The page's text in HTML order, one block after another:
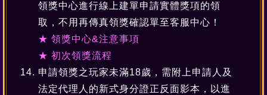
領獎中心進行線上建單申請實體獎項的領
取，不用再傳真領獎確認單至客服中心！
★ 領獎中心&注意事項
★ 初次領獎流程
申請領獎之玩家未滿18歲，需附上申請人及
法定代理人的新式身分證正反面影本，以進